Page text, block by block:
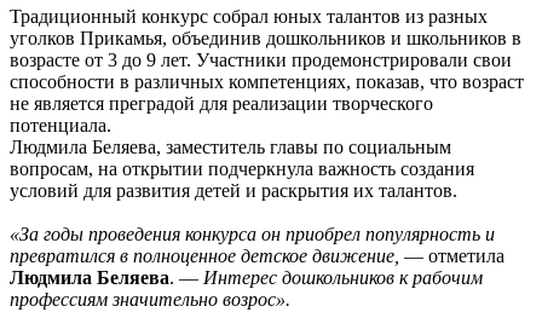
Традиционный конкурс собрал юных талантов из разных
уголков Прикамья, объединив дошкольников и школьников в
возрасте от 3 до 9 лет. Участники продемонстрировали свои
способности в различных компетенциях, показав, что возраст
не является преградой для реализации творческого
потенциала.
Людмила Беляева, заместитель главы по социальным
вопросам, на открытии подчеркнула важность создания
условий для развития детей и раскрытия их талантов.
«За годы проведения конкурса он приобрел популярность и
превратился в полноценное детское движение, — отметила
Людмила Беляева. — Интерес дошкольников к рабочим
профессиям значительно возрос».